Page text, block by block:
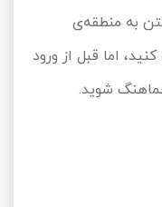
به منطقه‌ی
اما قبل از ورود
شوید.